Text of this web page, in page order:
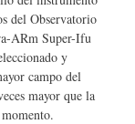
del Observatorio
ARm Super-Ifu
y
campo del
mayor que la